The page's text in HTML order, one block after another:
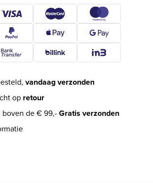
vandaag verzonden
op retour
boven de € 99,-Gratis verzonden